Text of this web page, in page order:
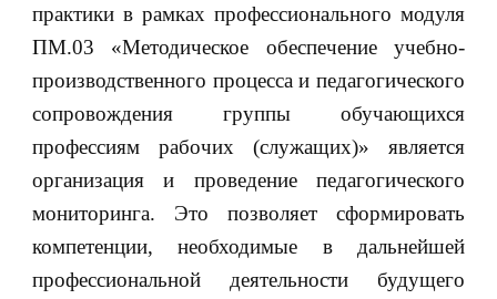
практики в рамках профессионального модуля
ПМ.03 «Методическое обеспечение учебно-
производственного процесса и педагогического
сопровождения группы обучающихся
профессиям рабочих (служащих)» является
организация и проведение педагогического
мониторинга. Это позволяет сформировать
компетенции, необходимые в дальнейшей
профессиональной деятельности будущего